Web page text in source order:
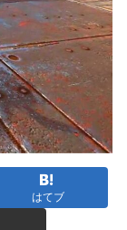
はてブ